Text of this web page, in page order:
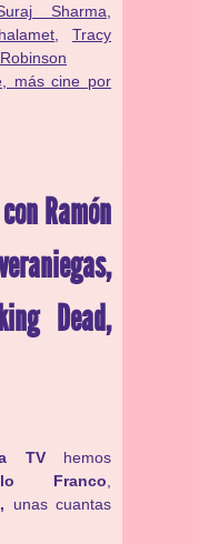
Sharma
Tracy
más cine por
Ramón
Dead,
TVhemos
Franco
, unas cuantas